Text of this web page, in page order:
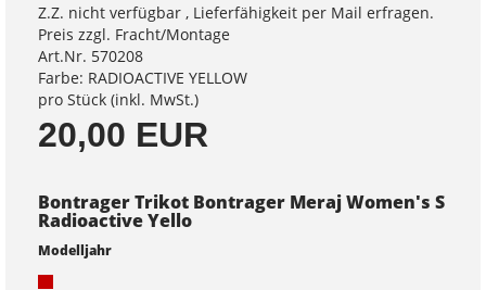
Z.Z. nicht verfügbar , Lieferfähigkeit per Mail erfragen.
Preis zzgl. Fracht/Montage
Art.Nr. 570208
Farbe: RADIOACTIVE YELLOW
pro Stück (inkl. MwSt.)
20,00 EUR
Bontrager Trikot Bontrager Meraj Women's S
Radioactive Yello
Modelljahr